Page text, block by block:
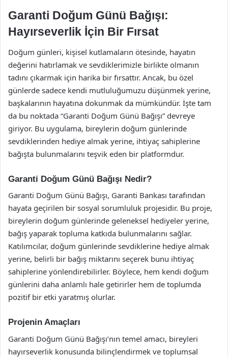
Garanti Doğum Günü Bağışı:
Hayırseverlik İçin Bir Fırsat
Doğum günleri, kişisel kutlamaların ötesinde, hayatın
değerini hatırlamak ve sevdiklerimizle birlikte olmanın
tadını çıkarmak için harika bir fırsattır. Ancak, bu özel
günlerde sadece kendi mutluluğumuzu düşünmek yerine,
başkalarının hayatına dokunmak da mümkündür. İşte tam
da bu noktada “Garanti Doğum Günü Bağışı” devreye
giriyor. Bu uygulama, bireylerin doğum günlerinde
sevdiklerinden hediye almak yerine, ihtiyaç sahiplerine
bağışta bulunmalarını teşvik eden bir platformdur.
Garanti Doğum Günü Bağışı Nedir?
Garanti Doğum Günü Bağışı, Garanti Bankası tarafından
hayata geçirilen bir sosyal sorumluluk projesidir. Bu proje,
bireylerin doğum günlerinde geleneksel hediyeler yerine,
bağış yaparak topluma katkıda bulunmalarını sağlar.
Katılımcılar, doğum günlerinde sevdiklerine hediye almak
yerine, belirli bir bağış miktarını seçerek bunu ihtiyaç
sahiplerine yönlendirebilirler. Böylece, hem kendi doğum
günlerini daha anlamlı hale getirirler hem de toplumda
pozitif bir etki yaratmış olurlar.
Projenin Amaçları
Garanti Doğum Günü Bağışı’nın temel amacı, bireyleri
hayırseverlik konusunda bilinçlendirmek ve toplumsal